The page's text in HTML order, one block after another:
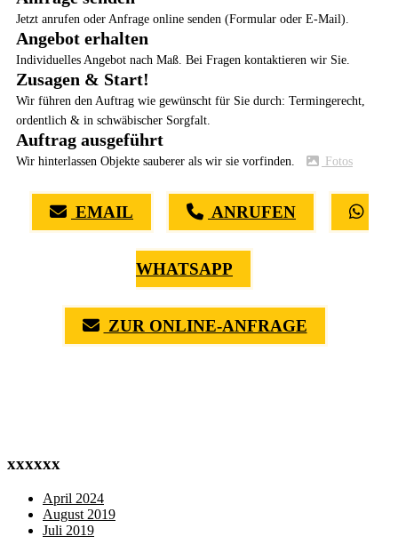
Jetzt anrufen oder Anfrage online senden (Formular oder E-Mail).
Angebot erhalten
Individuelles Angebot nach Maß. Bei Fragen kontaktieren wir Sie.
Zusagen & Start!
Wir führen den Auftrag wie gewünscht für Sie durch: Termingerecht,
ordentlich & in schwäbischer Sorgfalt.
Auftrag ausgeführt
Wir hinterlassen Objekte sauberer als wir sie vorfinden. Fotos
EMAIL ANRUFEN
WHATSAPP
ZUR ONLINE-ANFRAGE
xxxxxx
April 2024
August 2019
Juli 2019